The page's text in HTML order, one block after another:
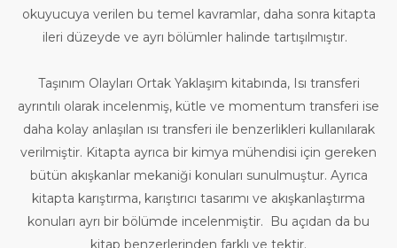
okuyucuya verilen bu temel kavramlar, daha sonra kitapta
ileri düzeyde ve ayrı bölümler halinde tartışılmıştır.
Taşınım Olayları Ortak Yaklaşım kitabında, Isı transferi
ayrıntılı olarak incelenmiş, kütle ve momentum transferi ise
daha kolay anlaşılan ısı transferi ile benzerlikleri kullanılarak
verilmiştir. Kitapta ayrıca bir kimya mühendisi için gereken
bütün akışkanlar mekaniği konuları sunulmuştur. Ayrıca
kitapta karıştırma, karıştırıcı tasarımı ve akışkanlaştırma
konuları ayrı bir bölümde incelenmiştir. Bu açıdan da bu
kitap benzerlerinden farklı ve tektir.